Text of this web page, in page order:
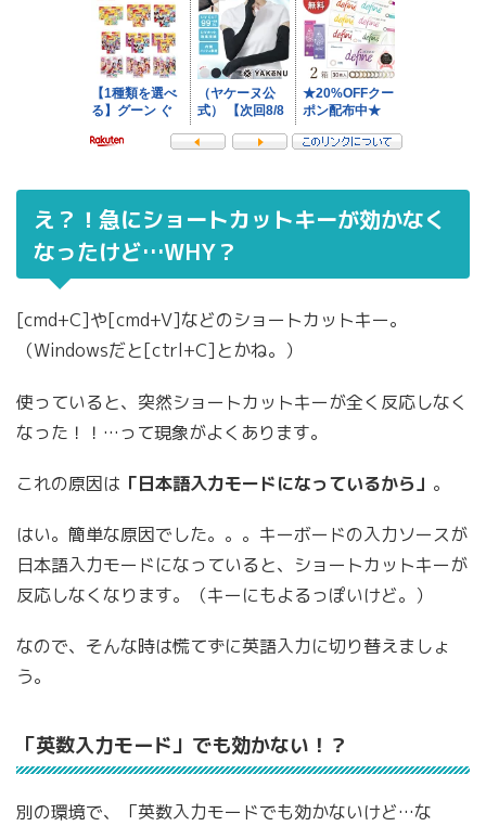
え？！急にショートカットキーが効かなく
なったけど…WHY？
[cmd+C]や[cmd+V]などのショートカットキー。
（Windowsだと[ctrl+C]とかね。）
使っていると、突然ショートカットキーが全く反応しなく
なった！！…って現象がよくあります。
これの原因は 「日本語入力モードになっているから」 。
はい。簡単な原因でした。。。キーボードの入力ソースが
日本語入力モードになっていると、ショートカットキーが
反応しなくなります。（キーにもよるっぽいけど。）
なので、そんな時は慌てずに英語入力に切り替えましょ
う。
「英数入力モード」でも効かない！？
別の環境で、「英数入力モードでも効かないけど…な